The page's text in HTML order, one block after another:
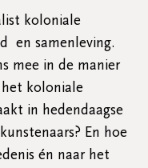
koloniale
en samenleving.
mee in de manier
koloniale
in hedendaagse
En hoe
én naar het